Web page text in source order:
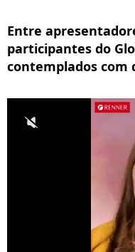
Entre
participantes do
contemplados com